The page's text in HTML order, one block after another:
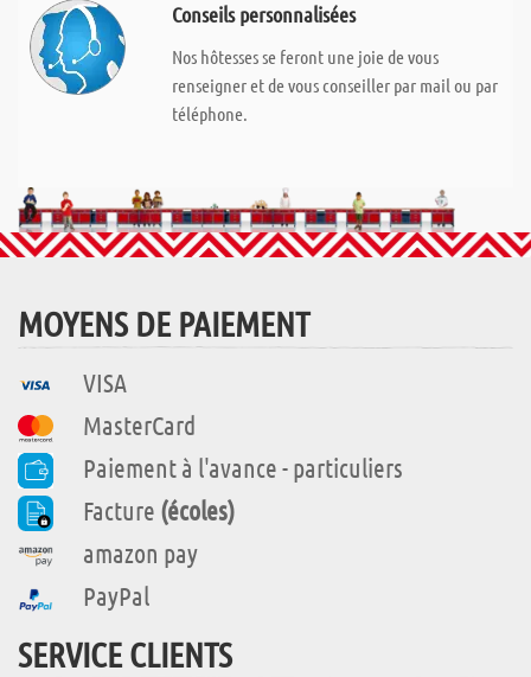
Conseils personnalisées
Nos hôtesses se feront une joie de vous
renseigner et de vous conseiller par mail ou par
téléphone.
MOYENS DE PAIEMENT
VISA
MasterCard
Paiement à l'avance - particuliers
Facture (écoles)
amazon pay
PayPal
SERVICE CLIENTS